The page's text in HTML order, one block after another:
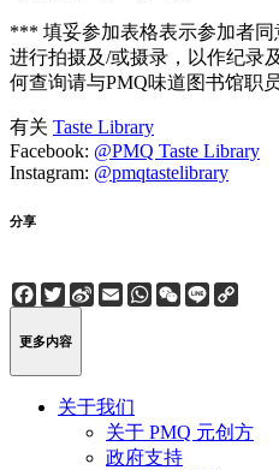
*** 填妥参加表格表示参加者
进行拍摄及/或摄录，以作纪录
何查询请与PMQ味道图书馆职
有关 Taste Library
Facebook: @PMQ Taste Library
Instagram: @pmqtastelibrary
分享
Facebook
Twitter
Sina
Weibo
EmailWhatsApp
WeChat
Line
更多内容
关于我们
关于 PMQ 元创方
政府支持